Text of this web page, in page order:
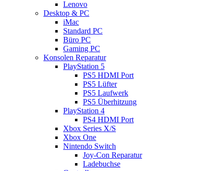
Lenovo
Desktop & PC
iMac
Standard PC
Büro PC
Gaming PC
Konsolen Reparatur
PlayStation 5
PS5 HDMI Port
PS5 Lüfter
PS5 Laufwerk
PS5 Überhitzung
PlayStation 4
PS4 HDMI Port
Xbox Series X/S
Xbox One
Nintendo Switch
Joy-Con Reparatur
Ladebuchse